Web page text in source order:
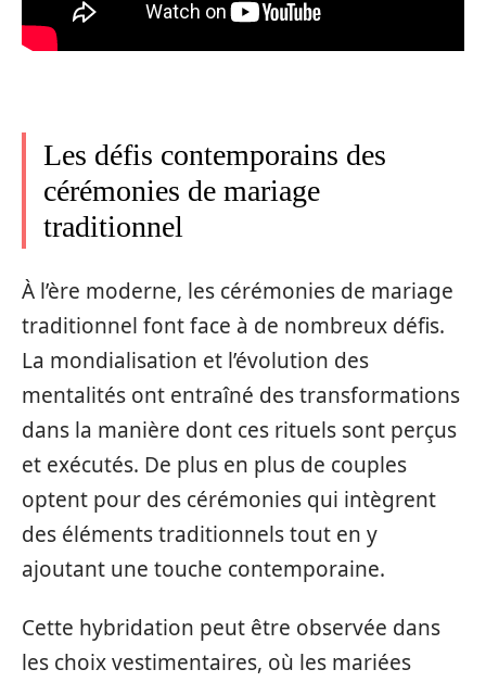
Les défis contemporains des
cérémonies de mariage
traditionnel
À l’ère moderne, les cérémonies de mariage
traditionnel font face à de nombreux défis.
La mondialisation et l’évolution des
mentalités ont entraîné des transformations
dans la manière dont ces rituels sont perçus
et exécutés. De plus en plus de couples
optent pour des cérémonies qui intègrent
des éléments traditionnels tout en y
ajoutant une touche contemporaine.
Cette hybridation peut être observée dans
les choix vestimentaires, où les mariées